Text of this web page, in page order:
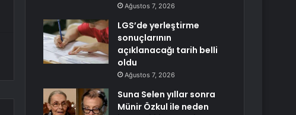
Ağustos 7, 2026
LGS’de yerleştirme
sonuçlarının
açıklanacağı tarih belli
oldu
Ağustos 7, 2026
Suna Selen yıllar sonra
Münir Özkul ile neden